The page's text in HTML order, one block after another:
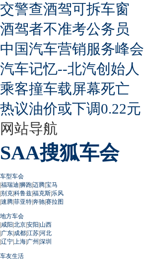
交警查酒驾可拆车窗
酒驾者不准考公务员
中国汽车营销服务峰会
汽车记忆--北汽创始人
乘客撞车载屏幕死亡
热议油价或下调0.22元
网站导航
SAA搜狐车会
车型车会
|福瑞迪|狮跑|迈腾|宝马
|别克|科鲁兹|福克斯|乐风
|速腾|菲亚特|奔驰|赛拉图
地方车会
|咸阳|北京|安阳|山西
|广东|成都|江苏|河北
|辽宁| 上海|广州 |深圳
车友生活